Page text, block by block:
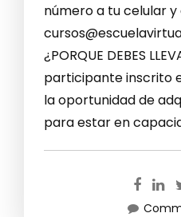
número a tu celular y
¿PORQUE DEBES
participante inscrito
la oportunidad de
para estar en